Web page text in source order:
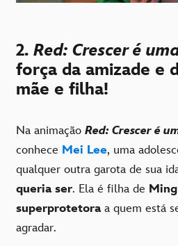
2. Red: Crescer é
força da amizade e
mãe e filha!
Na animação Red: Crescer é
conhece Mei Lee, uma
qualquer outra garota de sua
queria ser. Ela é filha de
superprotetora a quem está
agradar.